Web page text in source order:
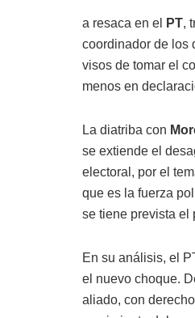
a resaca en el PT,
coordinador de los
visos de tomar el
menos en
La diatriba con
se extiende el
electoral, por el
que es la fuerza
se tiene prevista el
En su análisis, el
el nuevo choque.
aliado, con